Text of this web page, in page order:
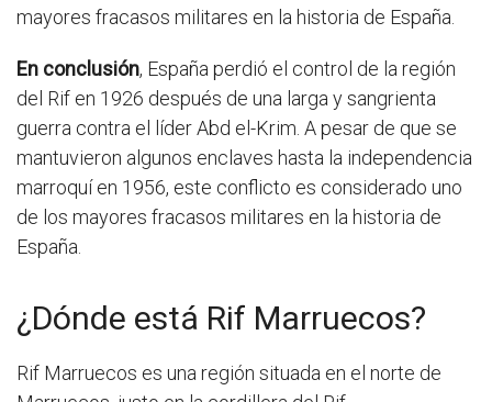
mayores fracasos militares en la historia de España.
En conclusión, España perdió el control de la región
del Rif en 1926 después de una larga y sangrienta
guerra contra el líder Abd el-Krim. A pesar de que se
mantuvieron algunos enclaves hasta la independencia
marroquí en 1956, este conflicto es considerado uno
de los mayores fracasos militares en la historia de
España.
¿Dónde está Rif Marruecos?
Rif Marruecos es una región situada en el norte de